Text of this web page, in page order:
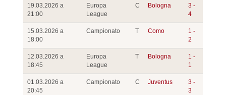
19.03.2026 a
21:00
Europa
League
C Bologna
3 -
4
15.03.2026 a
18:00
Campionato T Como
1 -
2
12.03.2026 a
18:45
Europa
League
T Bologna
1 -
1
01.03.2026 a
20:45
Campionato C Juventus
3 -
3